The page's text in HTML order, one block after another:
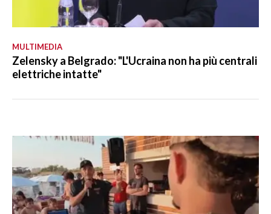
MULTIMEDIA
Zelensky a Belgrado: "L'Ucraina non ha più centrali
elettriche intatte"